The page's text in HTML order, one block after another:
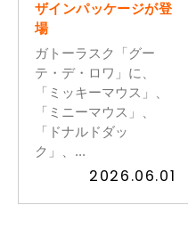
ザインパッケージが登
場
ガトーラスク「グー
テ・デ・ロワ」に、
「ミッキーマウス」、
「ミニーマウス」、
「ドナルドダッ
ク」、...
2026.06.01